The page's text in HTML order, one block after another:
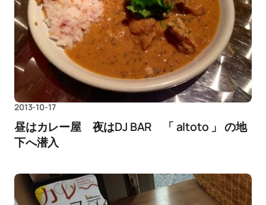
2013-10-17
昼はカレー屋 夜はDJ BAR 「 altoto 」 の地
下へ潜入